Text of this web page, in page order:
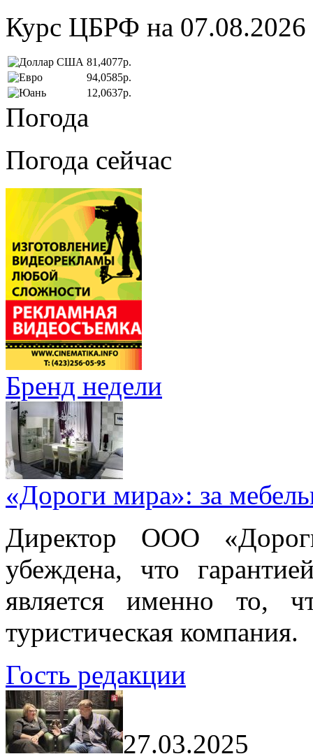
Курс ЦБРФ на 07.08.2026
81,4077р.
94,0585р.
12,0637р.
Погода
Погода сейчас
Бренд недели
«Дороги мира»: за
Директор ООО
убеждена, что
является именно то,
туристическая компания.
Гость редакции
27.03.2025